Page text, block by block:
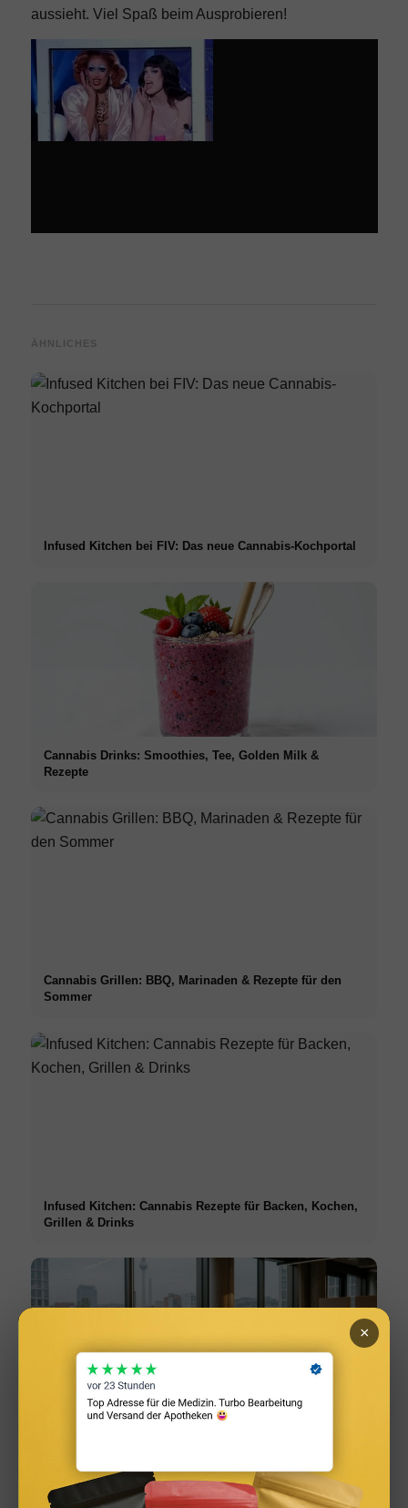
aussieht. Viel Spaß beim Ausprobieren!
ÄHNLICHES
Infused Kitchen bei FIV: Das neue Cannabis-Kochportal
Cannabis Drinks: Smoothies, Tee, Golden Milk &
Rezepte
Cannabis Grillen: BBQ, Marinaden & Rezepte für den
Sommer
Infused Kitchen: Cannabis Rezepte für Backen, Kochen,
Grillen & Drinks
×